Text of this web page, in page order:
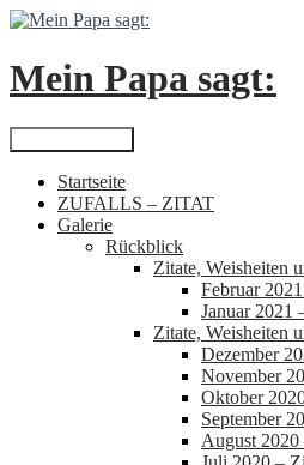
Zum
springen
Mein Papa sagt:
Suchen
Startseite
ZUFALLS – ZITAT
Galerie
Rückblick
Zitate, Weisheiten
Februar
Januar 2021
Zitate, Weisheiten
Dezember
November
Oktober
September
August